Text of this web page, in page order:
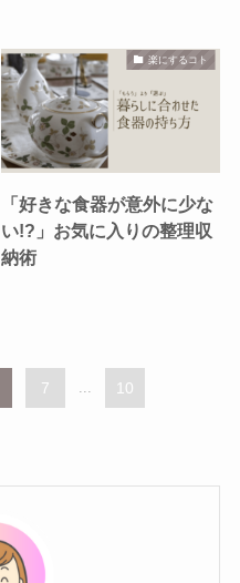
楽にするコト
「好きな食器が意外に少な
い!?」お気に入りの整理収
納術
7 10